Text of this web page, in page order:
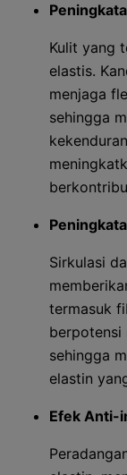
Kulit yang
elastis.
menjaga
sehingga
Sirkulasi
termasuk
berpotensi
sehingga
elastin
Efek Anti-